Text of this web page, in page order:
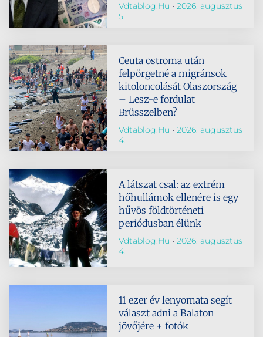
Vdtablog.hu
2026. augusztus
5.
Ceuta ostroma után
felpörgetné a migránsok
kitoloncolását Olaszország
– Lesz-e fordulat
Brüsszelben?
Vdtablog.hu
2026. augusztus
4.
A látszat csal: az extrém
hőhullámok ellenére is egy
hűvös földtörténeti
periódusban élünk
Vdtablog.hu
2026. augusztus
4.
11 ezer év lenyomata segít
választ adni a Balaton
jövőjére + fotók